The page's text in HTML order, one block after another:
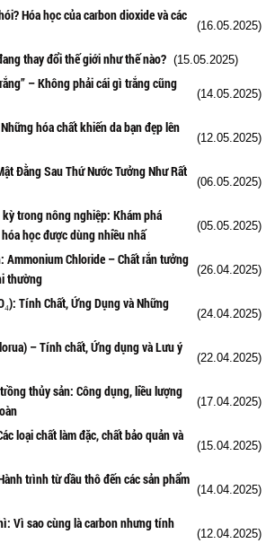
Hóa học của carbon dioxide và các
(16.05.2025)
thay đổi thế giới như thế nào? (15.05.2025)
– Không phải cái gì trắng cũng
(14.05.2025)
hóa chất khiến da bạn đẹp lên
(12.05.2025)
Đằng Sau Thứ Nước Tưởng Như Rất
(06.05.2025)
kỳ trong nông nghiệp: Khám phá
học được dùng nhiều nhấ
(05.05.2025)
Ammonium Chloride – Chất rắn tưởng
thường
(26.04.2025)
Tính Chất, Ứng Dụng và Những
(24.04.2025)
– Tính chất, Ứng dụng và Lưu ý
(22.04.2025)
thủy sản: Công dụng, liều lượng
(17.04.2025)
loại chất làm đặc, chất bảo quản và
(15.04.2025)
trình từ dầu thô đến các sản phẩm
(14.04.2025)
Vì sao cùng là carbon nhưng tính
(12.04.2025)